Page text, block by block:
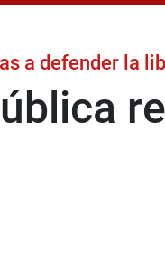
a defender la